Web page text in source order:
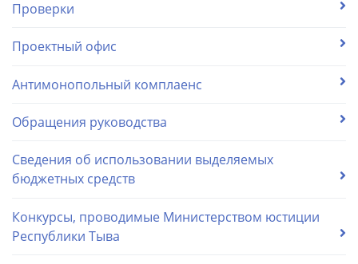
Проверки
Проектный офис
Антимонопольный комплаенс
Обращения руководства
Сведения об использовании выделяемых
бюджетных средств
Конкурсы, проводимые Министерством юстиции
Республики Тыва